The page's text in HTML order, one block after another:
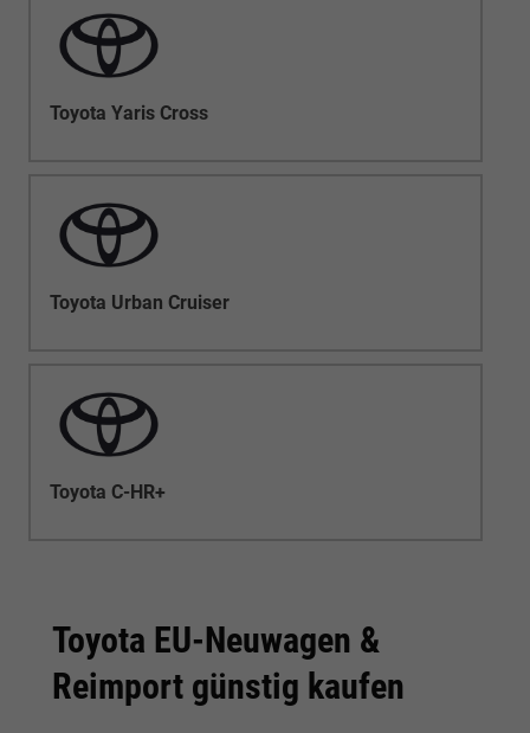
Toyota Yaris Cross
Toyota Urban Cruiser
Toyota C-HR+
Toyota EU-Neuwagen &
Reimport günstig kaufen